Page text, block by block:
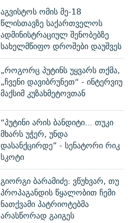
აგვისტოს ომის მე-18
წლისთავზე საქართველოს
ადმინისტრაციულ შენობებზე
სახელმწიფო დროშები დაუშვეს
„როგორც პუტინს უყვარს თქმა,
„ჩვენი დავიბრუნეთ“ - ინტერვიუ
მაქსიმ კუზახმეტოვთან
“პუტინი არის ბანდიტი... თუკი
მხარს უჭერ, უნდა
დასანქცირდე” - სენატორი რიკ
სკოტი
გიორგი ბარამიძე: ვწუხვარ, თუ
პროპაგანდის წყალობით ჩემი
ნათქვამი პატრიოტებმა
არასწორად გაიგეს